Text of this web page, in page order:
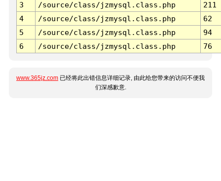
3 /source/class/jzmysql.class.php
211
4
/source/class/jzmysql.class.php
62
5
/source/class/jzmysql.class.php
94
6
/source/class/jzmysql.class.php 76
www.365jz.com 已经将此出错信息详细记录, 由此给您带来的访问不便我
们深感歉意.